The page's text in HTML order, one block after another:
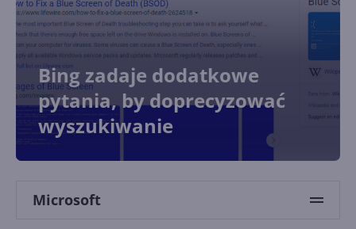
Bing zadaje dodatkowe
pytania, by doprecyzować
wyszukiwanie
Microsoft